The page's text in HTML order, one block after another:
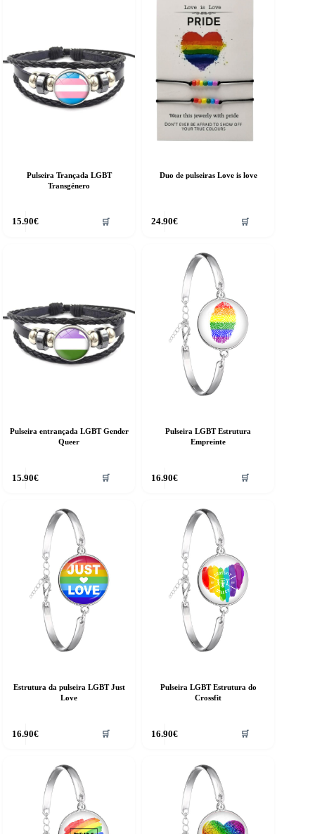
Pulseira Trançada LGBT
Transgénero
15.90€ 🛒
Duo de pulseiras Love is love
24.90€ 🛒
Pulseira entrançada LGBT Gender
Queer
15.90€ 🛒
Pulseira LGBT Estrutura
Empreinte
16.90€ 🛒
Estrutura da pulseira LGBT Just
Love
16.90€ 🛒
Pulseira LGBT Estrutura do
Crossfit
16.90€ 🛒